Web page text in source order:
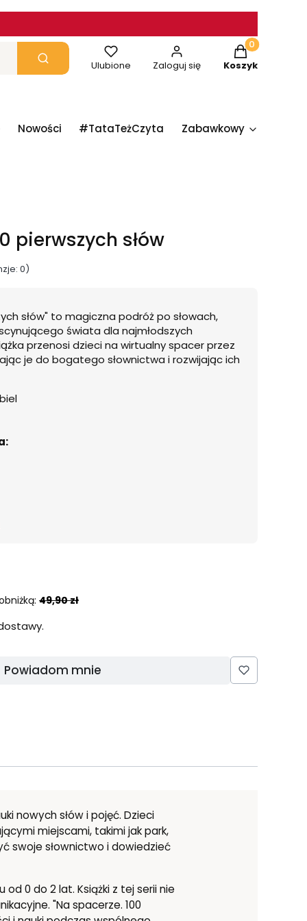
Szukaj Ulubione Zaloguj się
Produkty w
Koszyk
Nowości #TataTeżCzyta Zabawkowy
pierwszych słów
0)
słów" to magiczna podróż po słowach,
świata dla najmłodszych
przenosi dzieci na wirtualny spacer przez
je do bogatego słownictwa i rozwijając ich
49,90 zł
Powiadom mnie
nowych słów i pojęć. Dzieci
miejscami, takimi jak park,
swoje słownictwo i dowiedzieć
0 do 2 lat. Książki z tej serii nie
"Na spacerze. 100